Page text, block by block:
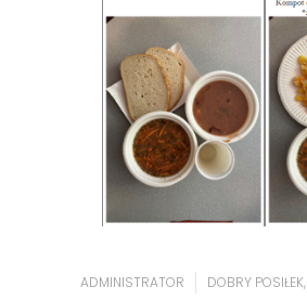
ADMINISTRATOR DOBRY POSIŁEK,